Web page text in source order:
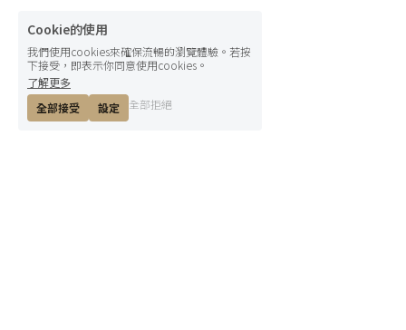
Cookie的使用
我們使用cookies來確保流暢的瀏覽體驗。若按
下接受，即表示你同意使用cookies。
了解更多
全部接受
設定 全部拒絕